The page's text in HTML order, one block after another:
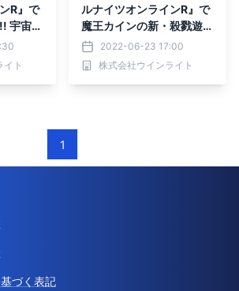
R』で
宇宙
催！」
イト
ルナイツオンラインR』で
魔王カインの新・殺戮遊戯
開催！2022-06-23 17:00
株式会社ウインライト
1
づく表記